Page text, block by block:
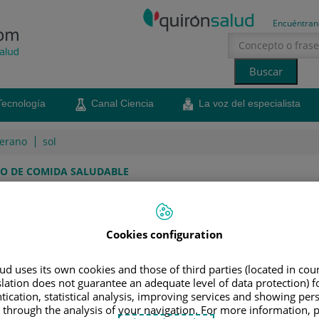
Canal Ciencia La voz del especialista
sol
DE COMIDA SALUDABLE
las propiedades
hortalizas de invierno no pierdan sus vitaminas
Compartir 30 de enero de 2019
Cookies configuration
uses its own cookies and those of third parties (located in
does not guarantee an adequate level of data protection)
statistical analysis, improving services and showing
the analysis of your navigation. For more information,